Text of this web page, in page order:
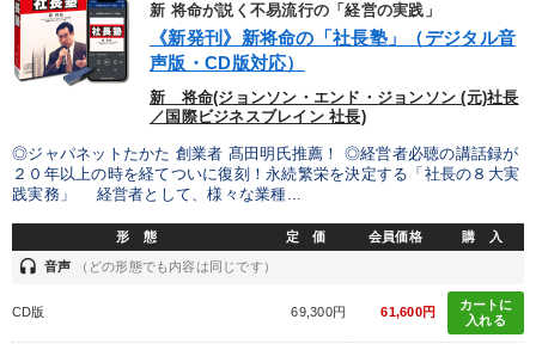
新 将命が説く不易流行の「経営の実践」
《新発刊》新将命の「社長塾」（デジタル音
声版・CD版対応）
新 将命(ジョンソン・エンド・ジョンソン (元)社長
／国際ビジネスブレイン 社長)
◎ジャパネットたかた 創業者 髙田明氏推薦！ ◎経営者必聴の講話録が
２０年以上の時を経てついに復刻！永続繁栄を決定する「社長の８大実
践実務」 経営者として、様々な業種...
形 態 定 価 会員価格 購 入
headset 音声 （どの形態でも内容は同じです）
CD版 69,300円 61,600円
カートに
入れる